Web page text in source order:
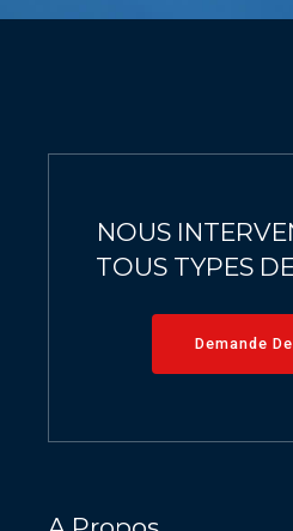
9
NOUS
TOUS TYPES
Demande